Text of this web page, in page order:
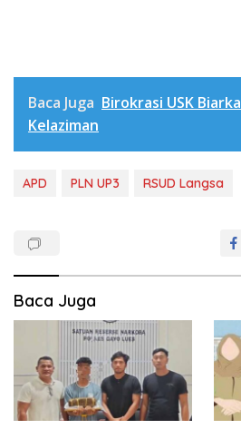
Baca Juga Birokrasi USK
Kelaziman
APD PLN UP3 RSUD Langsa
Baca Juga